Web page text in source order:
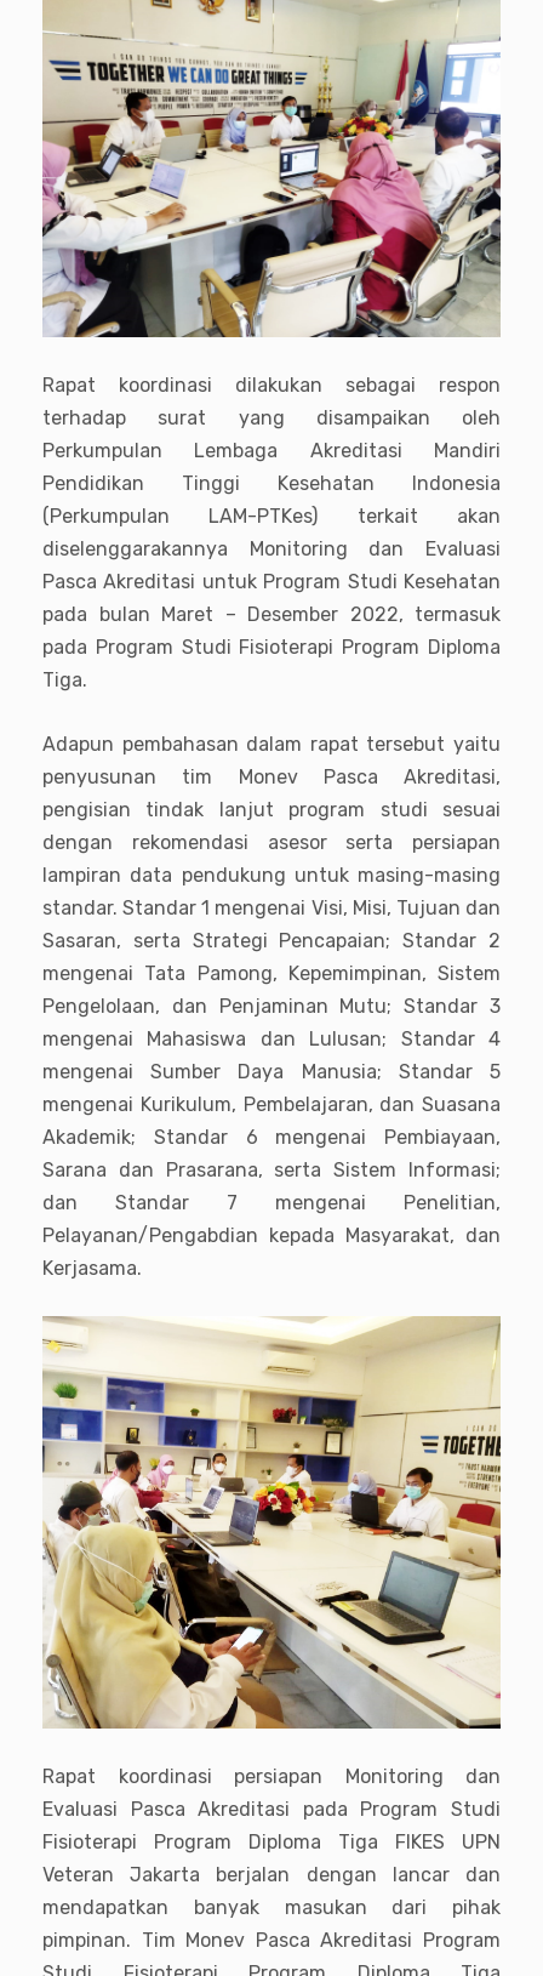
Rapat koordinasi dilakukan sebagai respon
terhadap surat yang disampaikan oleh
Perkumpulan Lembaga Akreditasi Mandiri
Pendidikan Tinggi Kesehatan Indonesia
(Perkumpulan LAM-PTKes) terkait akan
diselenggarakannya Monitoring dan Evaluasi
Pasca Akreditasi untuk Program Studi Kesehatan
pada bulan Maret – Desember 2022, termasuk
pada Program Studi Fisioterapi Program Diploma
Tiga.
Adapun pembahasan dalam rapat tersebut yaitu
penyusunan tim Monev Pasca Akreditasi,
pengisian tindak lanjut program studi sesuai
dengan rekomendasi asesor serta persiapan
lampiran data pendukung untuk masing-masing
standar. Standar 1 mengenai Visi, Misi, Tujuan dan
Sasaran, serta Strategi Pencapaian; Standar 2
mengenai Tata Pamong, Kepemimpinan, Sistem
Pengelolaan, dan Penjaminan Mutu; Standar 3
mengenai Mahasiswa dan Lulusan; Standar 4
mengenai Sumber Daya Manusia; Standar 5
mengenai Kurikulum, Pembelajaran, dan Suasana
Akademik; Standar 6 mengenai Pembiayaan,
Sarana dan Prasarana, serta Sistem Informasi;
dan Standar 7 mengenai Penelitian,
Pelayanan/Pengabdian kepada Masyarakat, dan
Kerjasama.
Rapat koordinasi persiapan Monitoring dan
Evaluasi Pasca Akreditasi pada Program Studi
Fisioterapi Program Diploma Tiga FIKES UPN
Veteran Jakarta berjalan dengan lancar dan
mendapatkan banyak masukan dari pihak
pimpinan. Tim Monev Pasca Akreditasi Program